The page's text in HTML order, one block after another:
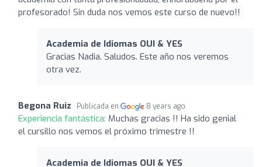
profesorado! Sin duda nos vemos este curso de nuevo!!
Academia de Idiomas OUI & YES
Gracias Nadia. Saludos. Este año nos veremos
otra vez.
Begona Ruiz Publicada en 8 years ago
Experiencia fantástica: Muchas gracias !! Ha sido genial
el cursillo nos vemos el próximo trimestre !!
Academia de Idiomas OUI & YES